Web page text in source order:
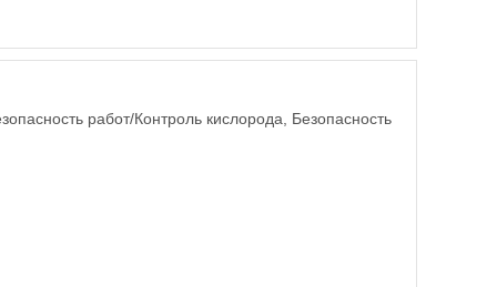
работ/Контроль кислорода, Безопасность